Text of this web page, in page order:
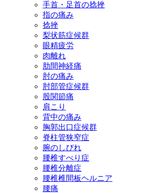
手首・足首の捻挫
指の痛み
捻挫
梨状筋症候群
眼精疲労
肉離れ
肋間神経痛
肘の痛み
肘部管症候群
股関節痛
肩こり
背中の痛み
胸郭出口症候群
脊柱管狭窄症
腕のしびれ
腰椎すべり症
腰椎分離症
腰椎椎間板ヘルニア
腰痛